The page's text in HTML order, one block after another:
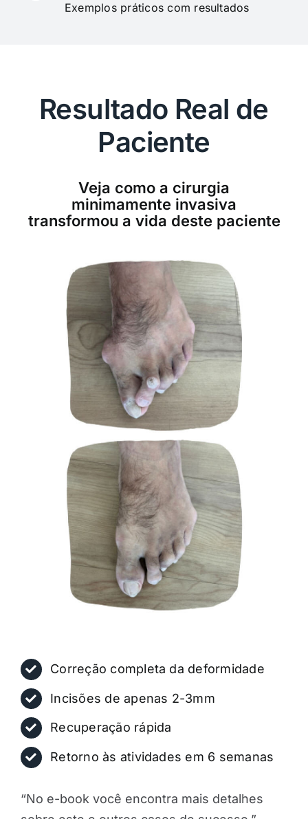
Exemplos práticos com resultados
Resultado Real de
Paciente
Veja como a cirurgia
minimamente invasiva
transformou a vida deste paciente
Correção completa da deformidade
Incisões de apenas 2-3mm
Recuperação rápida
Retorno às atividades em 6 semanas
“No e-book você encontra mais detalhes